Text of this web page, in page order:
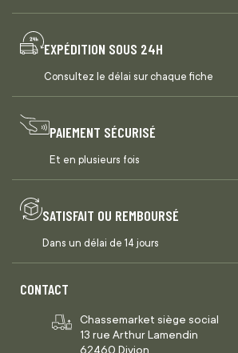
EXPÉDITION SOUS 24H
Consultez le délai sur chaque fiche
PAIEMENT SÉCURISÉ
Et en plusieurs fois
SATISFAIT OU REMBOURSÉ
Dans un délai de 14 jours
CONTACT
Chassemarket siège social
13 rue Arthur Lamendin
62460 Divion